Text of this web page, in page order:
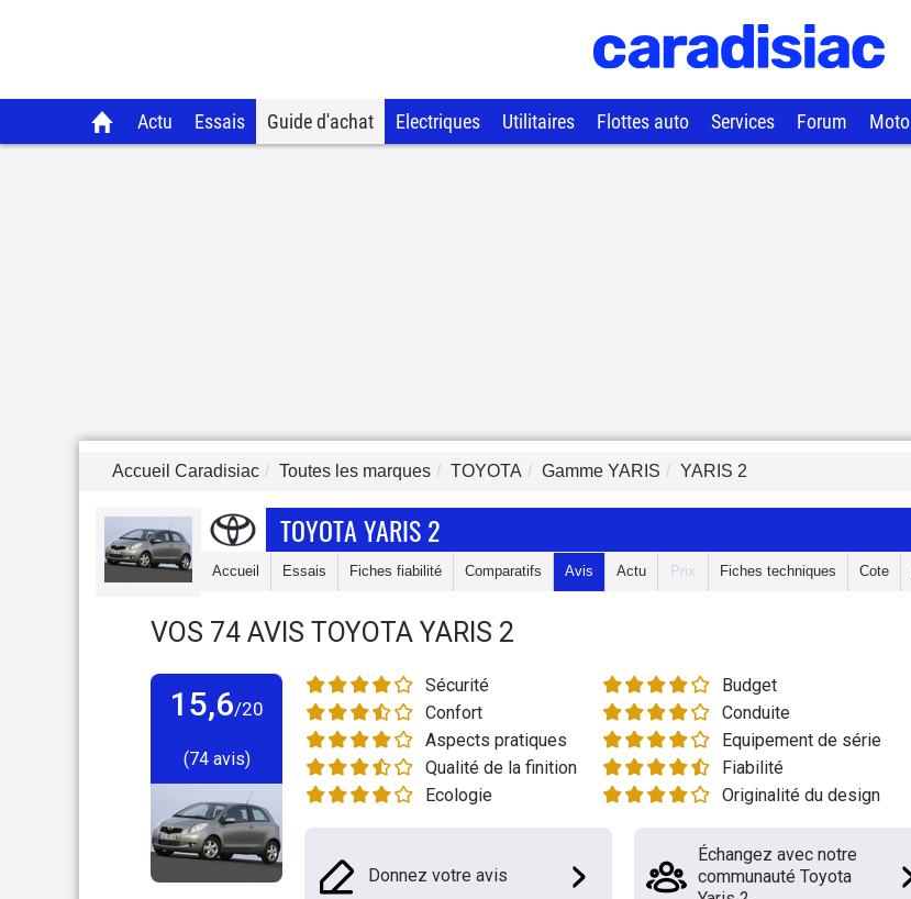
Actu Essais Guide d'achat Electriques Utilitaires Flottes auto Services Forum Moto
Accueil Caradisiac Toutes les marques TOYOTA Gamme YARIS YARIS 2
TOYOTA YARIS 2
Accueil Essais Fiches fiabilité Comparatifs Avis Actu Prix Fiches techniques Cote
VOS 74 AVIS TOYOTA YARIS 2
15,6/20
(74 avis)
Sécurité
Budget
Confort
Conduite
Aspects pratiques
Equipement de série
Qualité de la finition
Fiabilité
Ecologie
Originalité du design
Donnez votre avis
Échangez avec notre
communauté Toyota